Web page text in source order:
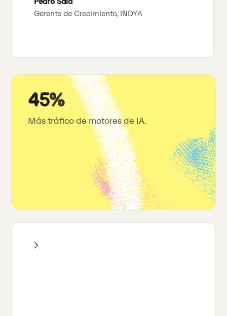
Gerente de Crecimiento, INDYA
45%
Más tráfico de motores de IA.